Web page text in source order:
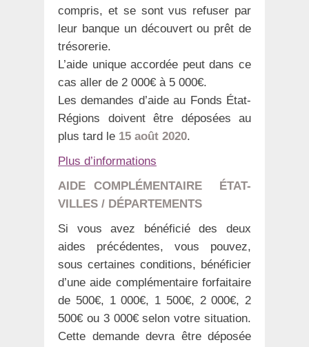
compris, et se sont vus refuser par
leur banque un découvert ou prêt de
trésorerie.
L’aide unique accordée peut dans ce
cas aller de 2 000€ à 5 000€.
Les demandes d’aide au Fonds État-
Régions doivent être déposées au
plus tard le 15 août 2020.
Plus d’informations
AIDE COMPLÉMENTAIRE ÉTAT-
VILLES / DÉPARTEMENTS
Si vous avez bénéficié des deux
aides précédentes, vous pouvez,
sous certaines conditions, bénéficier
d’une aide complémentaire forfaitaire
de 500€, 1 000€, 1 500€, 2 000€, 2
500€ ou 3 000€ selon votre situation.
Cette demande devra être déposée